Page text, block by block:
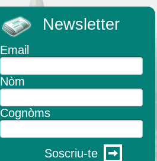
Newsletter
Email
Nòm
Cognòms
Soscriu-te